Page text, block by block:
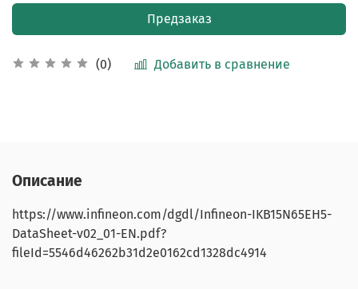
(0) Добавить в сравнение
Предзаказ
Описание
https://www.infineon.com/dgdl/Infineon-IKB15N65EH5-
DataSheet-v02_01-EN.pdf?
fileId=5546d46262b31d2e0162cd1328dc4914